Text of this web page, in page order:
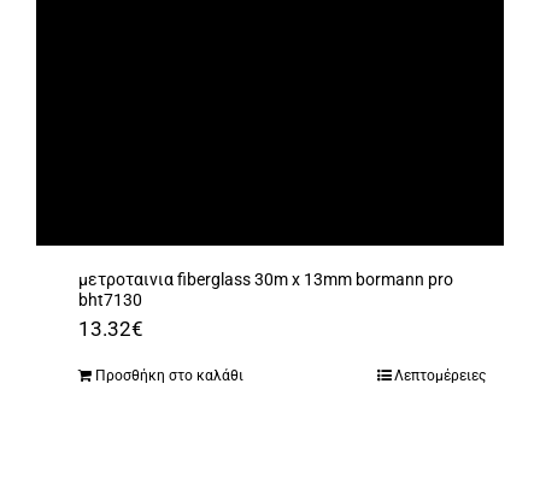
μετροταινια fiberglass 30m x 13mm bormann pro
bht7130
13.32€
Προσθήκη στο καλάθι Λεπτομέρειες